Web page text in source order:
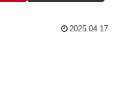
2025.04.17